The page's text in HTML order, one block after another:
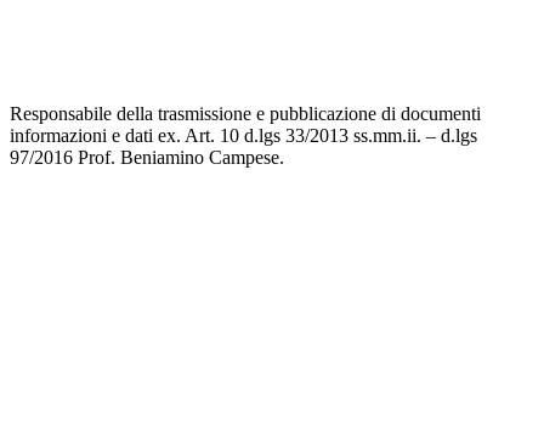
Responsabile della trasmissione e pubblicazione di documenti
informazioni e dati ex. Art. 10 d.lgs 33/2013 ss.mm.ii. – d.lgs
97/2016 Prof. Beniamino Campese.